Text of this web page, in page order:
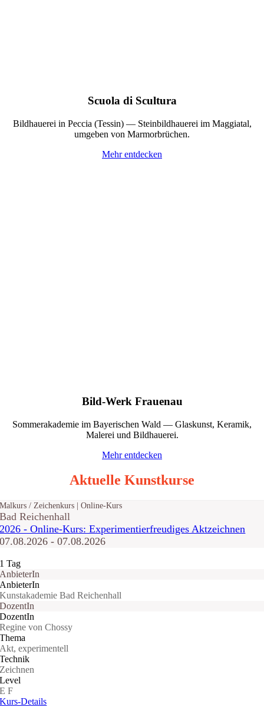
Scuola di Scultura
Bildhauerei in Peccia (Tessin) — Steinbildhauerei im Maggiatal,
umgeben von Marmorbrüchen.
Mehr entdecken
Bild-Werk Frauenau
Sommerakademie im Bayerischen Wald — Glaskunst, Keramik,
Malerei und Bildhauerei.
Mehr entdecken
Aktuelle Kunstkurse
Malkurs / Zeichenkurs | Online-Kurs
Bad Reichenhall
2026 - Online-Kurs: Experimentierfreudiges Aktzeichnen
07.08.2026 - 07.08.2026
1 Tag
AnbieterIn
AnbieterIn
Kunstakademie Bad Reichenhall
DozentIn
DozentIn
Regine von Chossy
Thema
Akt, experimentell
Technik
Zeichnen
Level
EF
Kurs-Details